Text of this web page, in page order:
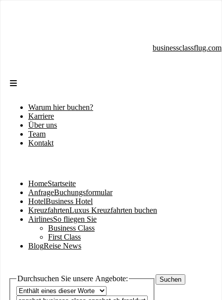
businessclassflug.com
Sekundärmenü
Warum hier buchen?
Karriere
Über uns
Team
Kontakt
Hauptnavigation
HomeStartseite
AnfrageBuchungsformular
HotelBusiness Hotel
KreuzfahrtenLuxus Kreuzfahrten buchen
AirlinesSo fliegen Sie
Business Class
First Class
BlogReise News
Durchsuchen Sie unsere Angebote:
Operator